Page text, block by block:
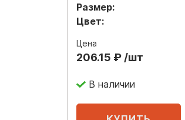
Размер:
Цвет:
Цена
206.15 ₽ /шт
В наличии